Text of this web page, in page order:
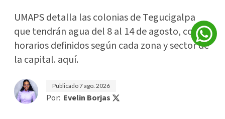
UMAPS detalla las colonias de Tegucigalpa
que tendrán agua del 8 al 14 de agosto, con
horarios definidos según cada zona y sector de
la capital. aquí.
Publicado7 ago. 2026
Por: Evelin Borjas